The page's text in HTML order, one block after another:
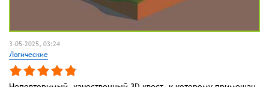
3-05-2025, 03:24
Логические